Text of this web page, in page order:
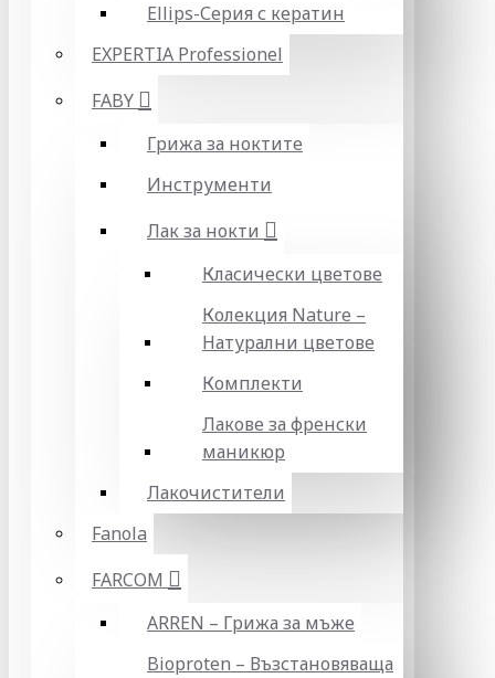
Ellips-Серия с кератин
EXPERTIA Professionel
FABY
Грижа за ноктите
Инструменти
Лак за нокти
Класически цветове
Колекция Nature –
Натурални цветове
Комплекти
Лакове за френски
маникюр
Лакочистители
Fanola
FARCOM
ARREN – Грижа за мъже
Bioproten – Възстановяваща